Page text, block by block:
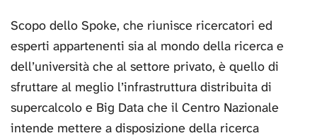
Scopo dello Spoke, che riunisce ricercatori ed
esperti appartenenti sia al mondo della ricerca e
dell’università che al settore privato, è quello di
sfruttare al meglio l’infrastruttura distribuita di
supercalcolo e Big Data che il Centro Nazionale
intende mettere a disposizione della ricerca